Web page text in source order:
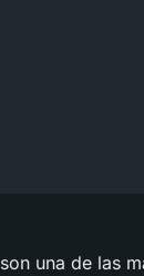
son una de las